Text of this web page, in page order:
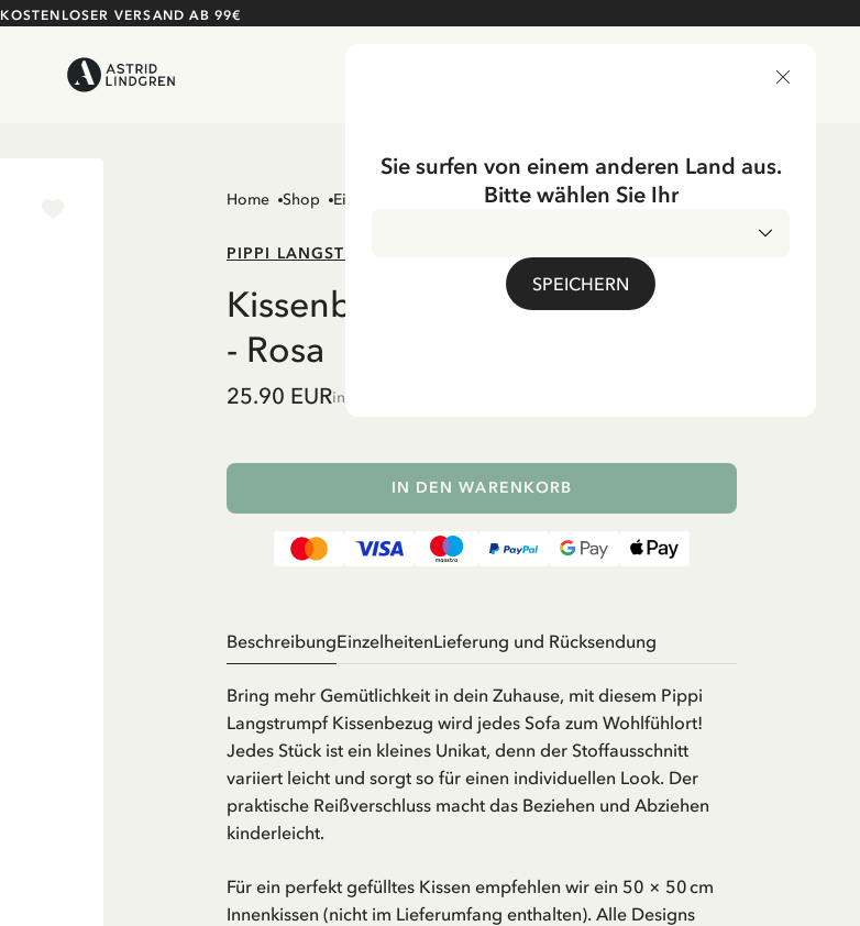
KOSTENLOSER VERSAND AB 99€
Home Shop Einrichtung Textilien
PIPPI LANGSTRUMPF
Kissenbezug Pippi und Freunde
- Rosa
25.90 EURinkl. MwSt.
IN DEN WARENKORB
BeschreibungEinzelheitenLieferung und Rücksendung
Bring mehr Gemütlichkeit in dein Zuhause, mit diesem Pippi
Langstrumpf Kissenbezug wird jedes Sofa zum Wohlfühlort!
Jedes Stück ist ein kleines Unikat, denn der Stoffausschnitt
variiert leicht und sorgt so für einen individuellen Look. Der
praktische Reißverschluss macht das Beziehen und Abziehen
kinderleicht.
Für ein perfekt gefülltes Kissen empfehlen wir ein 50 × 50 cm
Innenkissen (nicht im Lieferumfang enthalten). Alle Designs
Sie surfen von einem anderen Land aus.
Bitte wählen Sie Ihr
SPEICHERN